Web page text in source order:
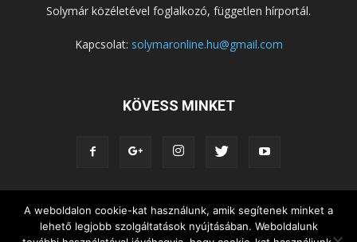
Solymár közéletével foglalkozó, független hírportál.
Kapcsolat: solymaronline.hu@gmail.com
KÖVESS MINKET
KÖZÉLET KÖZÖSSÉGEK
SZABADIDŐ
NEMZETISÉG, HELYTÖRTÉNET
RIPORTOK
A weboldalon cookie-kat használunk, amik segítenek minket a
lehető legjobb szolgáltatások nyújtásában. Weboldalunk